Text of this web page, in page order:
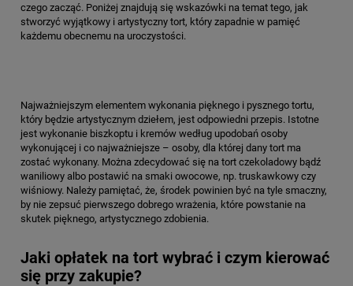
czego zacząć. Poniżej znajdują się wskazówki na temat tego, jak
stworzyć wyjątkowy i artystyczny tort, który zapadnie w pamięć
każdemu obecnemu na uroczystości.
Najważniejszym elementem wykonania pięknego i pysznego tortu,
który będzie artystycznym dziełem, jest odpowiedni przepis. Istotne
jest wykonanie biszkoptu i kremów według upodobań osoby
wykonującej i co najważniejsze – osoby, dla której dany tort ma
zostać wykonany. Można zdecydować się na tort czekoladowy bądź
waniliowy albo postawić na smaki owocowe, np. truskawkowy czy
wiśniowy. Należy pamiętać, że, środek powinien być na tyle smaczny,
by nie zepsuć pierwszego dobrego wrażenia, które powstanie na
skutek pięknego, artystycznego zdobienia.
Jaki opłatek na tort wybrać i czym kierować
się przy zakupie?